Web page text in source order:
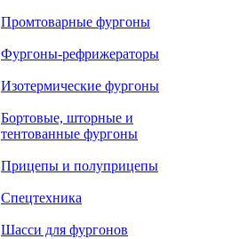
Промтоварные фургоны
Фургоны-рефрижераторы
Изотермические фургоны
Бортовые, шторные и
тентованные фургоны
Прицепы и полуприцепы
Спецтехника
Шасси для фургонов